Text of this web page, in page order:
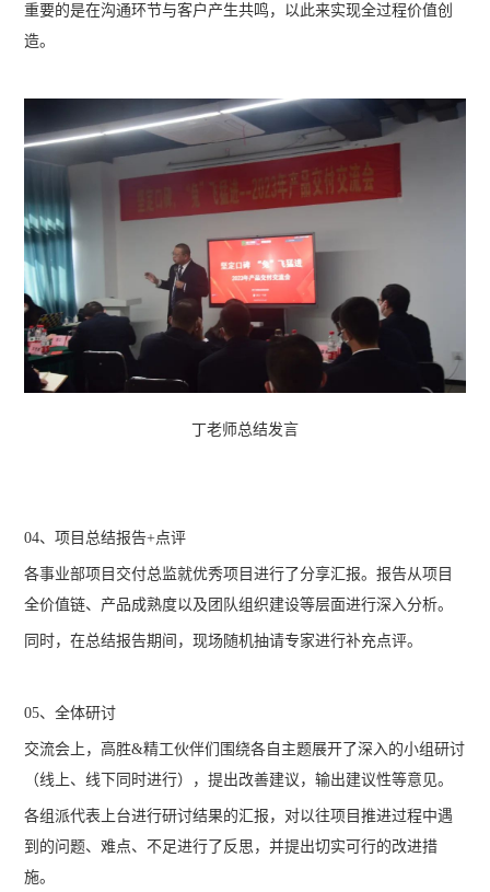
重要的是在沟通环节与客户产生共鸣，以此来实现全过程价值创
造。
丁老师总结发言
04、项目总结报告+点评
各事业部项目交付总监就优秀项目进行了分享汇报。报告从项目
全价值链、产品成熟度以及团队组织建设等层面进行深入分析。
同时，在总结报告期间，现场随机抽请专家进行补充点评。
05、全体研讨
交流会上，高胜&精工伙伴们围绕各自主题展开了深入的小组研讨
（线上、线下同时进行），提出改善建议，输出建议性等意见。
各组派代表上台进行研讨结果的汇报，对以往项目推进过程中遇
到的问题、难点、不足进行了反思，并提出切实可行的改进措
施。